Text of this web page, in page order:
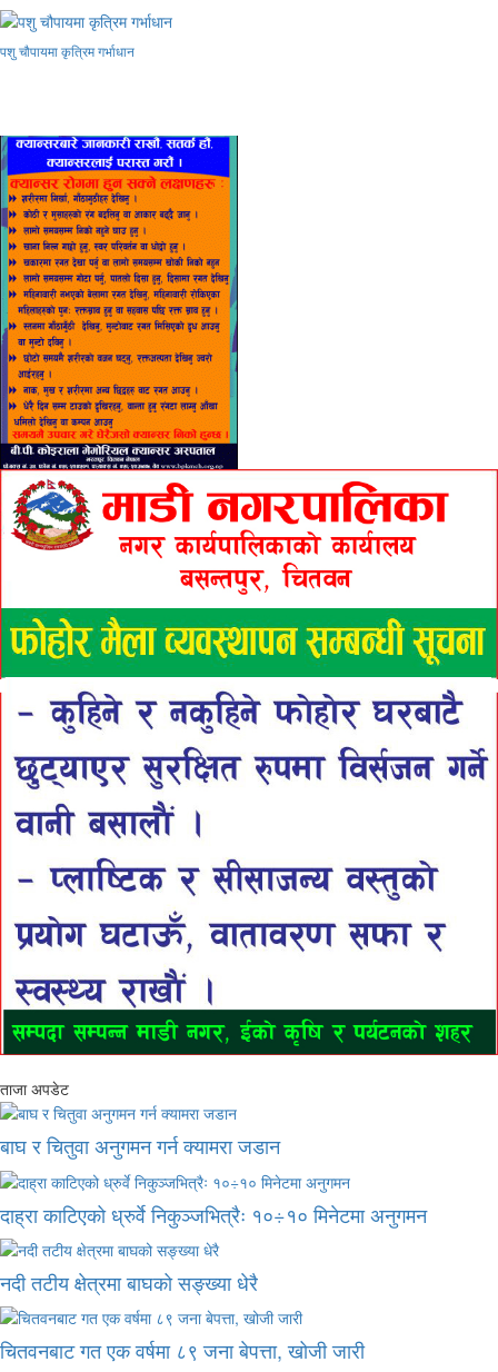
पशु चौपायमा कृत्रिम गर्भाधान
ताजा अपडेट
बाघ र चितुवा अनुगमन गर्न क्यामरा जडान
दाह्रा काटिएको ध्रुर्वे निकुञ्जभित्रैः १०÷१० मिनेटमा अनुगमन
नदी तटीय क्षेत्रमा बाघको सङ्ख्या धेरै
चितवनबाट गत एक वर्षमा ८९ जना बेपत्ता, खोजी जारी